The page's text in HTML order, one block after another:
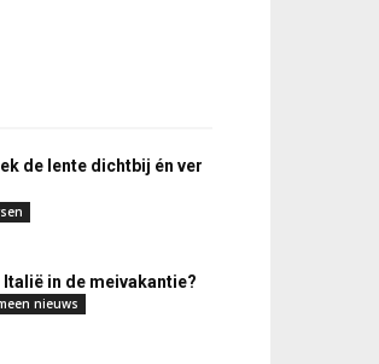
de lente dichtbij én ver
Italië in de meivakantie?
nieuws